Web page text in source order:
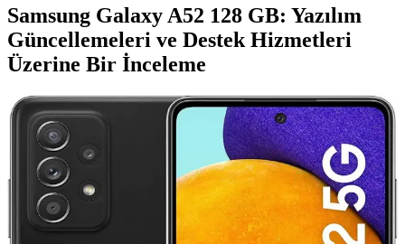
Samsung Galaxy A52 128 GB: Yazılım
Güncellemeleri ve Destek Hizmetleri
Üzerine Bir İnceleme